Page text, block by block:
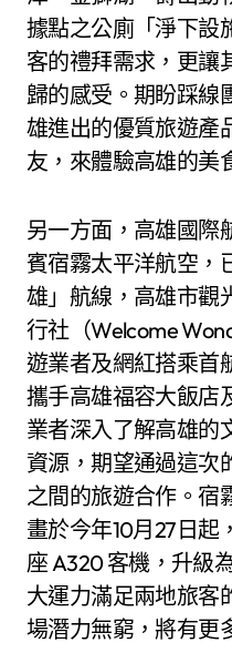
據點之公廁「淨下設
客的禮拜需求，更讓
歸的感受。期盼踩線
雄進出的優質旅遊產
友，來體驗高雄的美
另一方面，高雄國際
賓宿霧太平洋航空，
雄」航線，高雄市觀
行社（Welcome
遊業者及網紅搭乘首
攜手高雄福容大飯店
業者深入了解高雄的
資源，期望通過這次
之間的旅遊合作。宿
畫於今年10月27日起
座 A320 客機，升級
大運力滿足兩地旅客
場潛力無窮，將有更